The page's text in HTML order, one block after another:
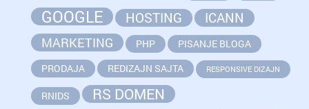
GOOGLE HOSTING ICANN
MARKETING PHP
PISANJE BLOGA
PRODAJA
REDIZAJN SAJTA RESPONSIVE DIZAJN
RNIDS RS DOMEN